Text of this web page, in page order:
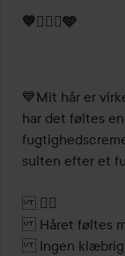
4
5
💙💇🏽‍♀️🩵
💙Mit hår er
har det føltes
sulten efter et
👇🏼
Håret føltes
Ingen klæbrig